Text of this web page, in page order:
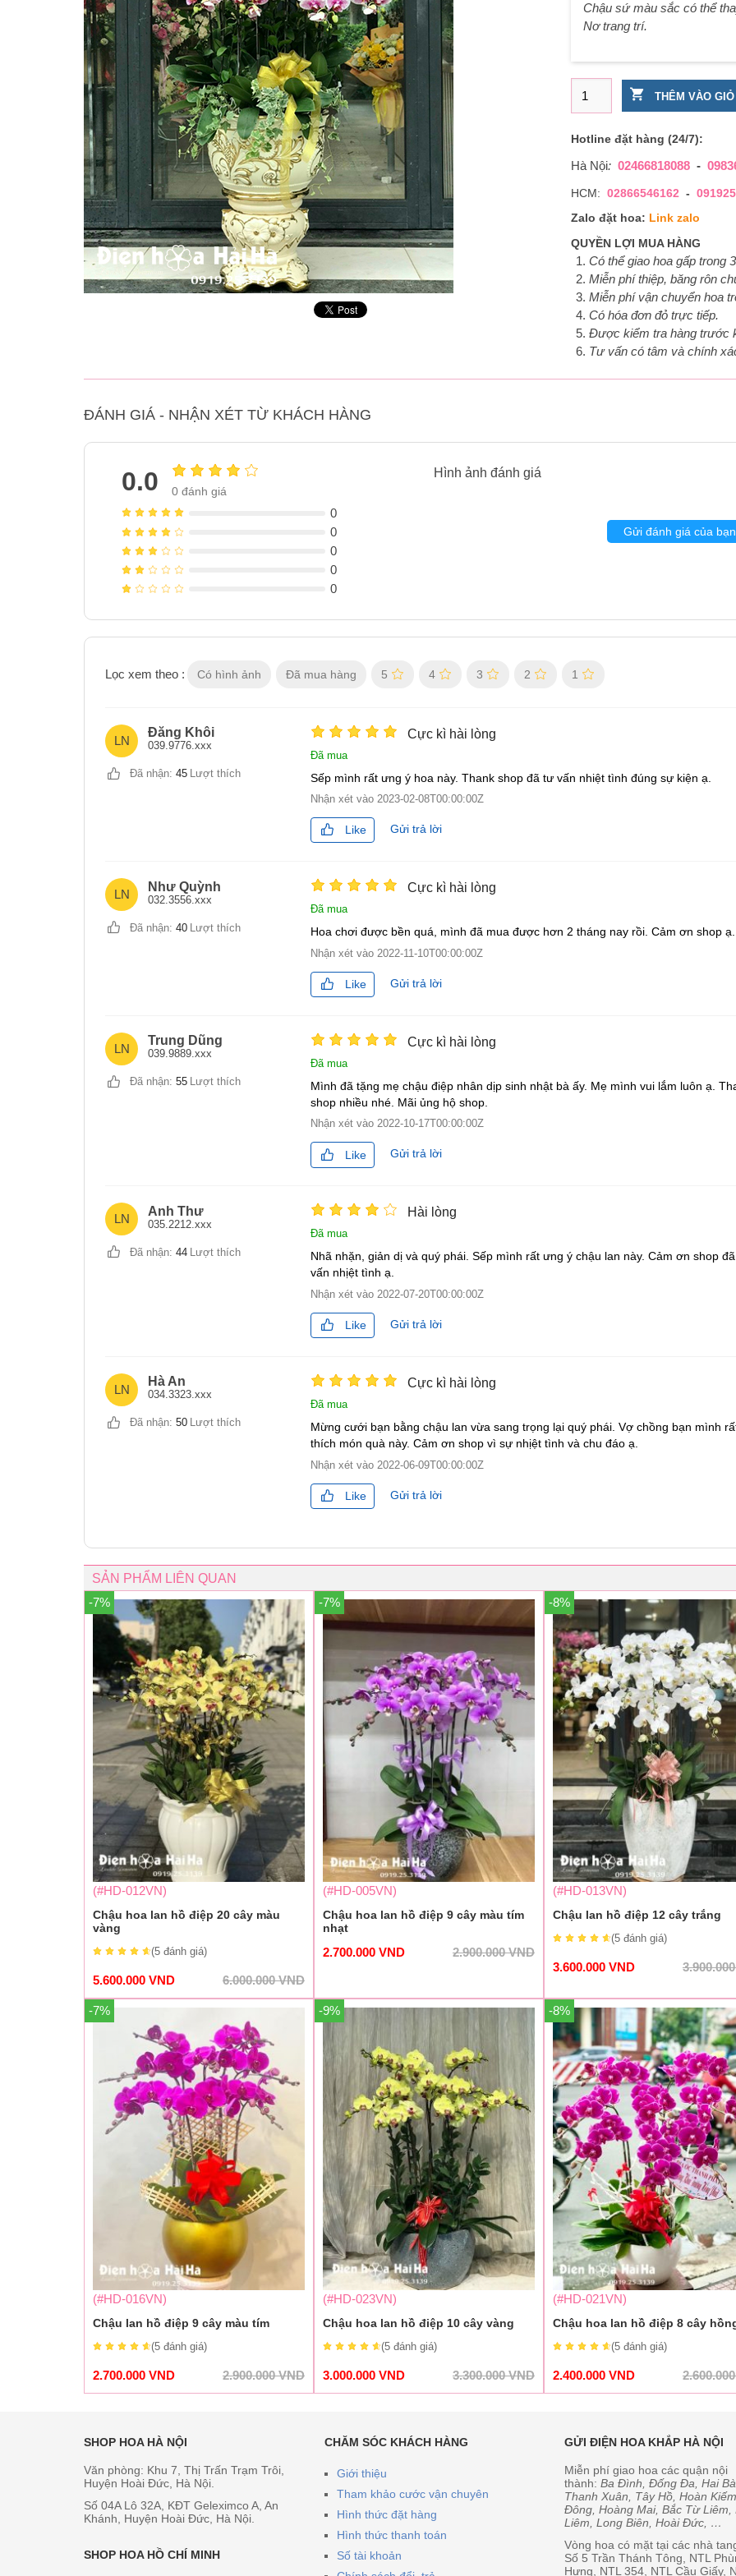
Chậu sứ màu sắc có thể
Nơ trang trí.
Chậu hoa lan hồ điệp 20
THÊM VÀO
Hotline đặt hàng (24/7):
Hà Nội: 02466818088-
HCM: 02866546162 -
Zalo đặt hoa: Link zalo
QUYỀN LỢI MUA HÀNG
Có thể giao hoa gấp trong
Miễn phí thiệp, băng rôn
Miễn phí vận chuyển hoa
Có hóa đơn đỏ trực tiếp.
Được kiểm tra hàng trước
Tư vấn có tâm và chính
ĐÁNH GIÁ - NHẬN XÉT TỪ KHÁCH HÀNG
0.0 0 đánh giá
0
0
0
0
0
Hình ảnh đánh giá
Gửi đánh giá của bạn
Lọc xem theo : Có hình ảnh Đã mua hàng 5 4 3 2 1
LN
Đăng Khôi
039.9776.xxx
Đã nhận: 45 Lượt thích
Cực kì hài lòng
Đã mua
Sếp mình rất ưng ý hoa này. Thank shop đã tư vấn nhiệt tình đúng sự kiện ạ.
Nhận xét vào 2023-02-08T00:00:00Z
Like Gửi trả lời
LN
Như Quỳnh
032.3556.xxx
Đã nhận: 40 Lượt thích
Cực kì hài lòng
Đã mua
Hoa chơi được bền quá, mình đã mua được hơn 2 tháng nay rồi. Cảm ơn shop ạ.
Nhận xét vào 2022-11-10T00:00:00Z
Like Gửi trả lời
LN
Trung Dũng
039.9889.xxx
Đã nhận: 55 Lượt thích
Cực kì hài lòng
Đã mua
Mình đã tặng mẹ chậu điệp nhân dịp sinh nhật bà ấy. Mẹ mình vui lắm luôn ạ.
shop nhiều nhé. Mãi ủng hộ shop.
Nhận xét vào 2022-10-17T00:00:00Z
Like Gửi trả lời
LN
Anh Thư
035.2212.xxx
Đã nhận: 44 Lượt thích
Hài lòng
Đã mua
Nhã nhặn, giản dị và quý phái. Sếp mình rất ưng ý chậu lan này. Cảm ơn shop
vấn nhịệt tình ạ.
Nhận xét vào 2022-07-20T00:00:00Z
Like Gửi trả lời
LN
Hà An
034.3323.xxx
Đã nhận: 50 Lượt thích
Cực kì hài lòng
Đã mua
Mừng cưới bạn bằng chậu lan vừa sang trọng lại quý phái. Vợ chồng bạn mình
thích món quà này. Cảm ơn shop vì sự nhịệt tình và chu đáo ạ.
Nhận xét vào 2022-06-09T00:00:00Z
Like Gửi trả lời
SẢN PHẨM LIÊN QUAN
-7%
(#HD-012VN)
Chậu hoa lan hồ điệp 20 cây màu
vàng
(5 đánh giá)
6.000.000VND
5.600.000 VND
-7%
(#HD-005VN)
Chậu hoa lan hồ điệp 9 cây màu tím
nhạt
2.900.000VND
2.700.000 VND
-8%
(#HD-013VN)
Chậu lan hồ điệp 12 cây trắng
(5 đánh giá)
3.600.000 VND
-7%
(#HD-016VN)
Chậu lan hồ điệp 9 cây màu tím
(5 đánh giá)
2.900.000VND
2.700.000 VND
-9%
(#HD-023VN)
Chậu hoa lan hồ điệp 10 cây vàng
(5 đánh giá)
3.300.000VND
3.000.000 VND
-8%
(#HD-021VN)
Chậu hoa lan hồ điệp 8 cây
(5 đánh giá)
2.400.000 VND
SHOP HOA HÀ NỘI
Văn phòng: Khu 7, Thị Trấn Trạm Trôi,
Huyện Hoài Đức, Hà Nội.
Số 04A Lô 32A, KĐT Geleximco A, An
Khánh, Huyện Hoài Đức, Hà Nội.
SHOP HOA HỒ CHÍ MINH
CHĂM SÓC KHÁCH HÀNG
Giới thiệu
Tham khảo cước vận chuyên
Hình thức đặt hàng
Hình thức thanh toán
Số tài khoản
GỬI ĐIỆN HOA KHẮP HÀ NỘI
Miễn phí giao hoa các quận nội
thành: Ba Đình, Đống Đa, Hai
Thanh Xuân, Tây Hồ, Hoàn
Đông, Hoàng Mai, Bắc Từ Liêm,
Liêm, Long Biên, Hoài Đức, …
Vòng hoa có mặt tại các nhà
Số 5 Trần Thánh Tông, NTL
Hưng, NTL 354, NTL Cầu Giấy,